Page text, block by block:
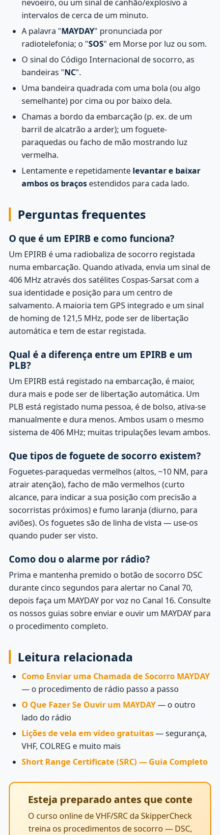
nevoeiro, ou um sinal de canhão/explosivo a
intervalos de cerca de um minuto.
A palavra "MAYDAY" pronunciada por
radiotelefonia; o "SOS" em Morse por luz ou som.
O sinal do Código Internacional de socorro, as
bandeiras "NC".
Uma bandeira quadrada com uma bola (ou algo
semelhante) por cima ou por baixo dela.
Chamas a bordo da embarcação (p. ex. de um
barril de alcatrão a arder); um foguete-
paraquedas ou facho de mão mostrando luz
vermelha.
Lentamente e repetidamente levantar e baixar
ambos os braços estendidos para cada lado.
Perguntas frequentes
O que é um EPIRB e como funciona?
Um EPIRB é uma radiobaliza de socorro registada
numa embarcação. Quando ativada, envia um sinal de
406 MHz através dos satélites Cospas-Sarsat com a
sua identidade e posição para um centro de
salvamento. A maioria tem GPS integrado e um sinal
de homing de 121,5 MHz, pode ser de libertação
automática e tem de estar registada.
Qual é a diferença entre um EPIRB e um
PLB?
Um EPIRB está registado na embarcação, é maior,
dura mais e pode ser de libertação automática. Um
PLB está registado numa pessoa, é de bolso, ativa-se
manualmente e dura menos. Ambos usam o mesmo
sistema de 406 MHz; muitas tripulações levam ambos.
Que tipos de foguete de socorro existem?
Foguetes-paraquedas vermelhos (altos, ~10 NM, para
atrair atenção), facho de mão vermelhos (curto
alcance, para indicar a sua posição com precisão a
socorristas próximos) e fumo laranja (diurno, para
aviões). Os foguetes são de linha de vista — use-os
quando puder ser visto.
Como dou o alarme por rádio?
Prima e mantenha premido o botão de socorro DSC
durante cinco segundos para alertar no Canal 70,
depois faça um MAYDAY por voz no Canal 16. Consulte
os nossos guias sobre enviar e ouvir um MAYDAY para
o procedimento completo.
Leitura relacionada
Como Enviar uma Chamada de Socorro MAYDAY
— o procedimento de rádio passo a passo
O Que Fazer Se Ouvir um MAYDAY— o outro
lado do rádio
Lições de vela em vídeo gratuitas— segurança,
VHF, COLREG e muito mais
Short Range Certificate (SRC) — Guia Completo
Esteja preparado antes que conte
O curso online de VHF/SRC da SkipperCheck
treina os procedimentos de socorro — DSC,